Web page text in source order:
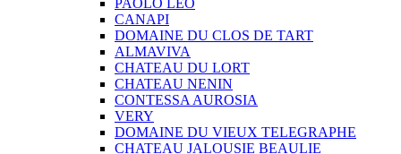
PAOLO LEO
CANAPI
DOMAINE DU CLOS DE TART
ALMAVIVA
CHATEAU DU LORT
CHATEAU NENIN
CONTESSA AUROSIA
VERY
DOMAINE DU VIEUX TELEGRAPHE
CHATEAU JALOUSIE BEAULIE